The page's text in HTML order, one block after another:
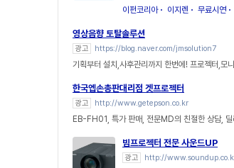
이펀코리아
이지렌 무료시연
영상음향 토탈솔루션
광고 https://blog.naver.com/jmsolution7
기획부터 설치,사후관리까지 한번에! 프로젝터,모
한국엡손총판대리점 겟프로젝터
광고 http://www.getepson.co.kr
EB-FH01, 특가 판매, 전문MD의 친절한 상담, 딜
빔프로젝터 전문 사운드UP
광고 http://